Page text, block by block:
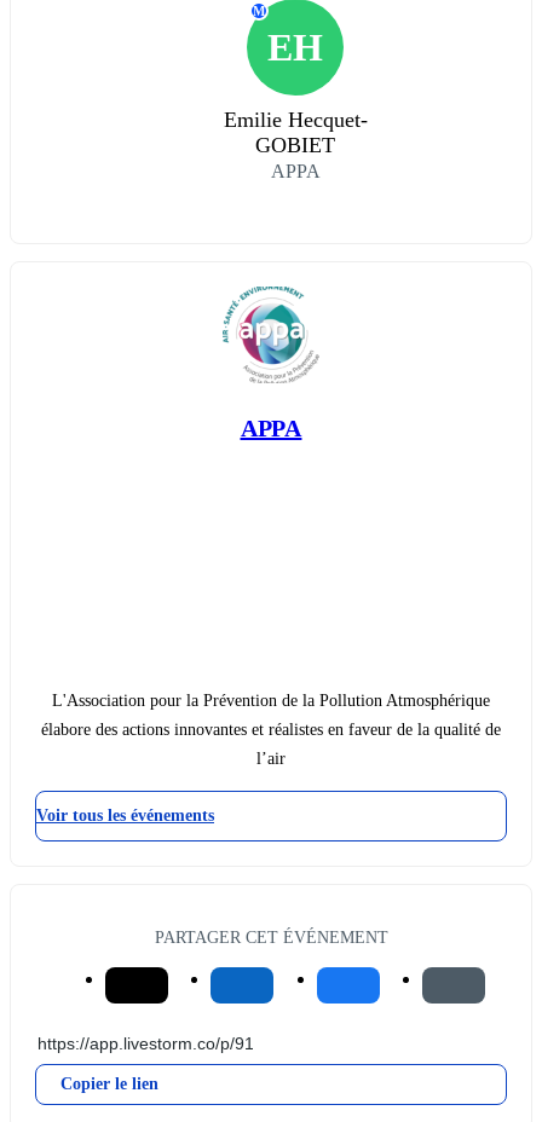
EH
M
Emilie Hecquet-
GOBIET
APPA
APPA
L'Association pour la Prévention de la Pollution Atmosphérique
élabore des actions innovantes et réalistes en faveur de la qualité de
l’air
Voir tous les événements
PARTAGER CET ÉVÉNEMENT
Copier le lien